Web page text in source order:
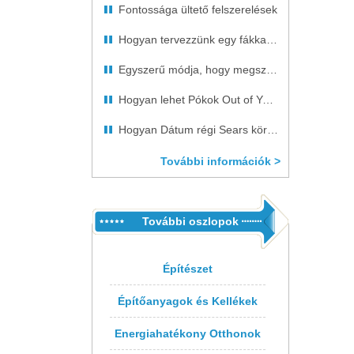
Fontossága ültető felszerelések
Hogyan lehet Pókok Out of Your gázvezeték
További információk >
További oszlopok
Építészet
Építőanyagok és Kellékek
Energiahatékony Otthonok